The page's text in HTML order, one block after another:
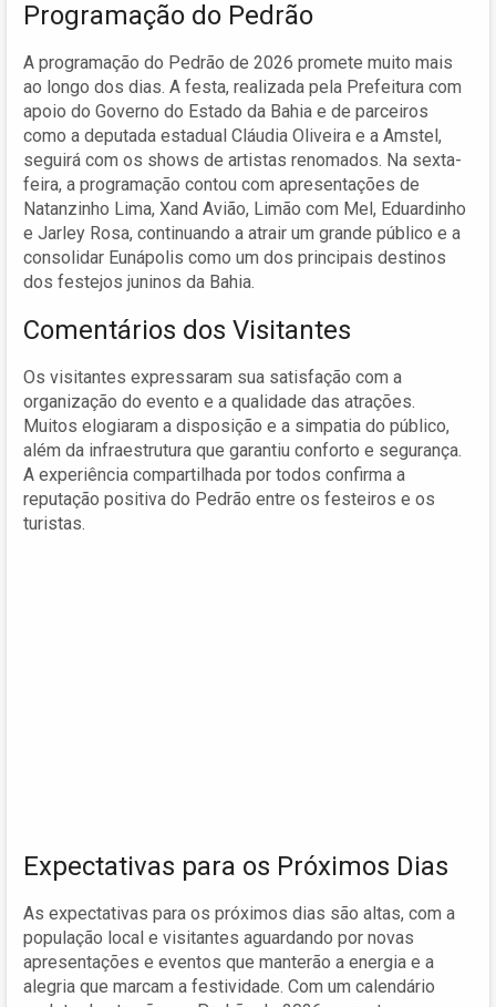
Programação do Pedrão
A programação do Pedrão de 2026 promete muito mais
ao longo dos dias. A festa, realizada pela Prefeitura com
apoio do Governo do Estado da Bahia e de parceiros
como a deputada estadual Cláudia Oliveira e a Amstel,
seguirá com os shows de artistas renomados. Na sexta-
feira, a programação contou com apresentações de
Natanzinho Lima, Xand Avião, Limão com Mel, Eduardinho
e Jarley Rosa, continuando a atrair um grande público e a
consolidar Eunápolis como um dos principais destinos
dos festejos juninos da Bahia.
Comentários dos Visitantes
Os visitantes expressaram sua satisfação com a
organização do evento e a qualidade das atrações.
Muitos elogiaram a disposição e a simpatia do público,
além da infraestrutura que garantiu conforto e segurança.
A experiência compartilhada por todos confirma a
reputação positiva do Pedrão entre os festeiros e os
turistas.
Expectativas para os Próximos Dias
As expectativas para os próximos dias são altas, com a
população local e visitantes aguardando por novas
apresentações e eventos que manterão a energia e a
alegria que marcam a festividade. Com um calendário